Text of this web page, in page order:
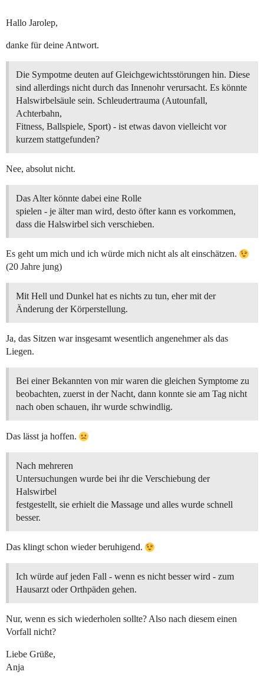
Hallo Jarolep,
danke für deine Antwort.
Die Sympotme deuten auf Gleichgewichtsstörungen hin. Diese
sind allerdings nicht durch das Innenohr verursacht. Es könnte
Halswirbelsäule sein. Schleudertrauma (Autounfall,
Achterbahn,
Fitness, Ballspiele, Sport) - ist etwas davon vielleicht vor
kurzem stattgefunden?
Nee, absolut nicht.
Das Alter könnte dabei eine Rolle
spielen - je älter man wird, desto öfter kann es vorkommen,
dass die Halswirbel sich verschieben.
Es geht um mich und ich würde mich nicht als alt einschätzen.
(20 Jahre jung)
Mit Hell und Dunkel hat es nichts zu tun, eher mit der
Änderung der Körperstellung.
Ja, das Sitzen war insgesamt wesentlich angenehmer als das
Liegen.
Bei einer Bekannten von mir waren die gleichen Symptome zu
beobachten, zuerst in der Nacht, dann konnte sie am Tag nicht
nach oben schauen, ihr wurde schwindlig.
Das lässt ja hoffen.
Nach mehreren
Untersuchungen wurde bei ihr die Verschiebung der
Halswirbel
festgestellt, sie erhielt die Massage und alles wurde schnell
besser.
Das klingt schon wieder beruhigend.
Ich würde auf jeden Fall - wenn es nicht besser wird - zum
Hausarzt oder Orthpäden gehen.
Nur, wenn es sich wiederholen sollte? Also nach diesem einen
Vorfall nicht?
Liebe Grüße,
Anja